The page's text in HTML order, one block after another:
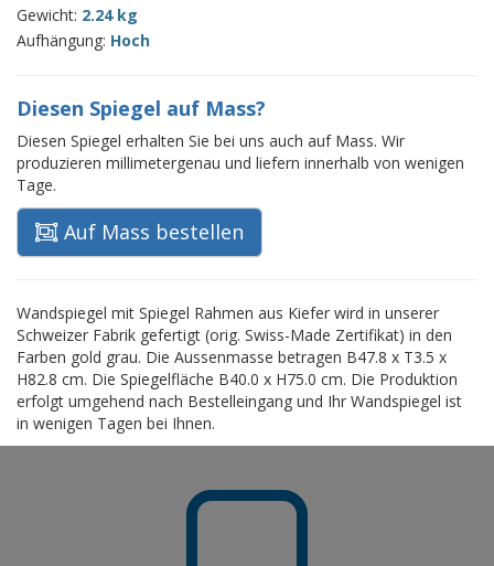
Gewicht: 2.24 kg
Aufhängung: Hoch
Diesen Spiegel auf Mass?
Diesen Spiegel erhalten Sie bei uns auch auf Mass. Wir
produzieren millimetergenau und liefern innerhalb von wenigen
Tage.
Auf Mass bestellen
Wandspiegel mit Spiegel Rahmen aus Kiefer wird in unserer
Schweizer Fabrik gefertigt (orig. Swiss-Made Zertifikat) in den
Farben gold grau. Die Aussenmasse betragen B47.8 x T3.5 x
H82.8 cm. Die Spiegelfläche B40.0 x H75.0 cm. Die Produktion
erfolgt umgehend nach Bestelleingang und Ihr Wandspiegel ist
in wenigen Tagen bei Ihnen.